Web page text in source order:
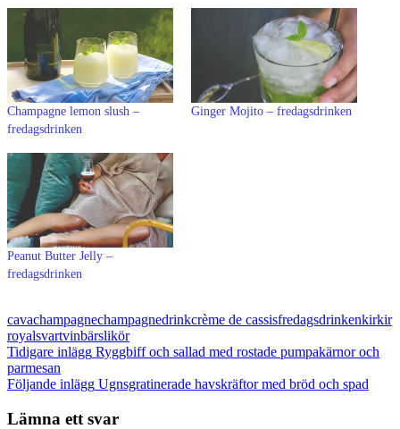
Champagne lemon slush –
fredagsdrinken
Ginger Mojito – fredagsdrinken
Peanut Butter Jelly –
fredagsdrinken
cavachampagnechampagnedrinkcrème de cassisfredagsdrinkenkirkir
royalsvartvinbärslikör
Inläggsnavigering
Tidigare inlägg Ryggbiff och sallad med rostade pumpakärnor och
parmesan
Följande inlägg Ugnsgratinerade havskräftor med bröd och spad
Lämna ett svar